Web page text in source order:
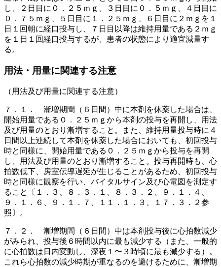
し、２日目に０．２５ｍｇ、３日目に０．５ｍｇ、４日目に
０．７５ｍｇ、５日目に１．２５ｍｇ、６日目に２ｍｇを１
日１回朝に経口投与し、７日目以降は維持用量である２ｍｇ
を１日１回経口投与するが、患者の状態により適宜減量す
る。
用法・用量に関連する注意
（用法及び用量に関連する注意）
７．１． 漸増期間（６日間）中に本剤を休薬した場合は、
開始用量である０．２５ｍｇから本剤の投与を再開し、用法
及び用量のとおり漸増すること。また、維持用量投与時に４
日間以上連続して本剤を休薬した場合においても、初回投与
時と同様に、開始用量である０．２５ｍｇから投与を再開
し、用法及び用量のとおり漸増すること。投与再開時も、心
拍数低下、房室伝導遅延が生じることがあるため、初回投与
時と同様に観察を行い、バイタルサイン及び心電図を測定す
ること〔１．３、８．３．１、８．３．２、９．１．４、
９．１．６、９．１．７、１１．１．３、１７．３．２参
照〕。
７．２． 漸増期間（６日間）中は本剤投与後に心拍数減少
がみられ、投与後６時間以内に最も減少する（また、一般的
に心拍数は日内変動し、深夜１〜３時頃に最も減少する）。
これら心拍数の減少時期が重なるのを避けるために、漸増期